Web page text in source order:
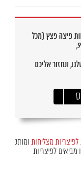
פיצה פצץ (מכל
ונחזור אליכם
מצליחותומותג
מביאים לפיצריות